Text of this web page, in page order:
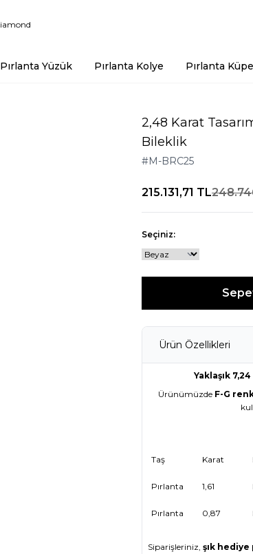
Pırlanta Yüzük Pırlanta Kolye Pırlanta Küpe
2,48 Karat
Bileklik
#M-BRC25
215.131,71 TL
Seçiniz:
Ürün Özellikleri
Yaklaşık
Ürünümüzde F-G
Taş Karat
Pırlanta 1,61
Pırlanta 0,87
Siparişleriniz, şık hediye